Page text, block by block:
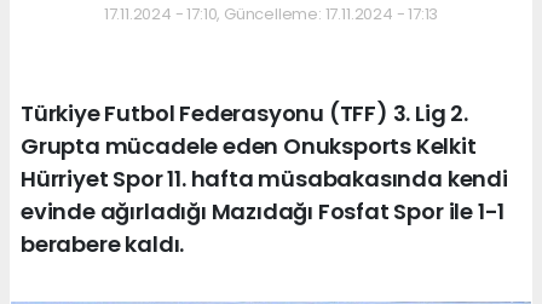
17.11.2024 - 17:10, Güncelleme: 17.11.2024 - 17:13
Türkiye Futbol Federasyonu (TFF) 3. Lig 2.
Grupta mücadele eden Onuksports Kelkit
Hürriyet Spor 11. hafta müsabakasında kendi
evinde ağırladığı Mazıdağı Fosfat Spor ile 1-1
berabere kaldı.